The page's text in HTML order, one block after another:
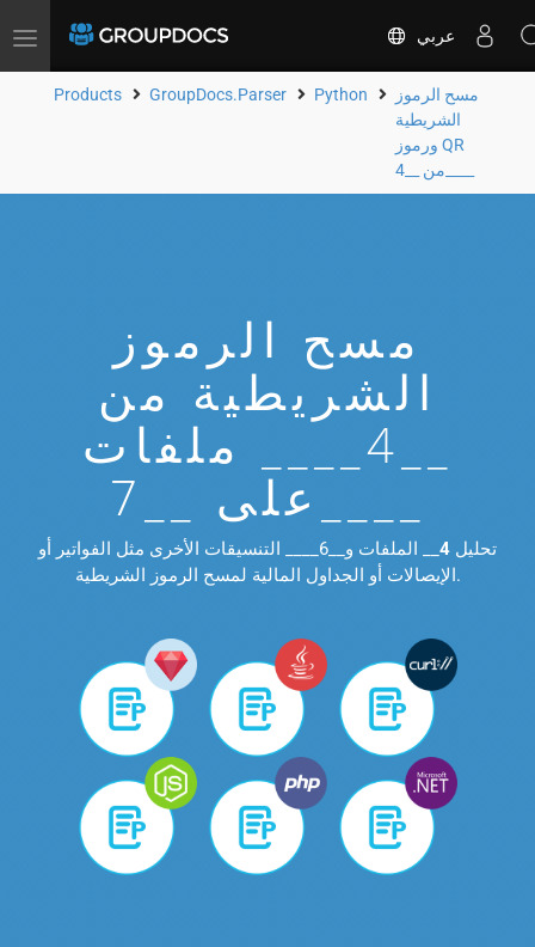
Toggle
عربي
Products GroupDocs.Parser Python
مسح الرموز
الشريطية
ورموز QR
مسح الرموز
الشريطية من
__4____ ملفات
تحليل 4
__ الملفات و__6____ التنسيقات الأخرى مثل الفواتير أو
الإيصالات أو الجداول المالية لمسح الرموز الشريطية.